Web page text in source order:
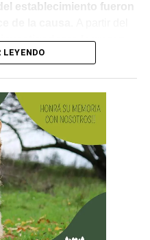
establecimiento fueron
lograron
, quienes quedaron
realizadas en distintos
de la Comisaría 3°
los hombres y, horas
vestían la misma
filmaciones del robo,
disposición del fiscal de
de Criminalística
LEYENDO